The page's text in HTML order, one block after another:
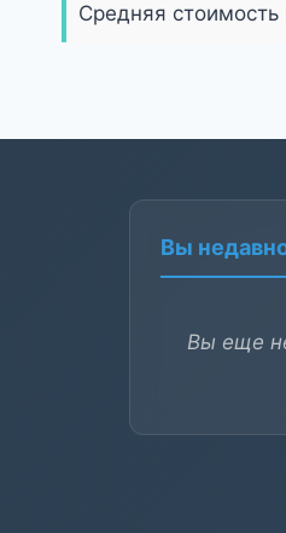
Средняя
Вы
Вы еще